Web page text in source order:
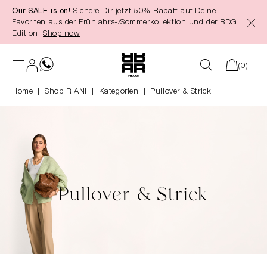
springen
Our SALE is on! Sichere Dir jetzt 50% Rabatt auf Deine
Favoriten aus der Frühjahrs-/Sommerkollektion und der BDG
Edition. Shop now
(0)
Home Shop RIANI Kategorien Pullover & Strick
Pullover & Strick